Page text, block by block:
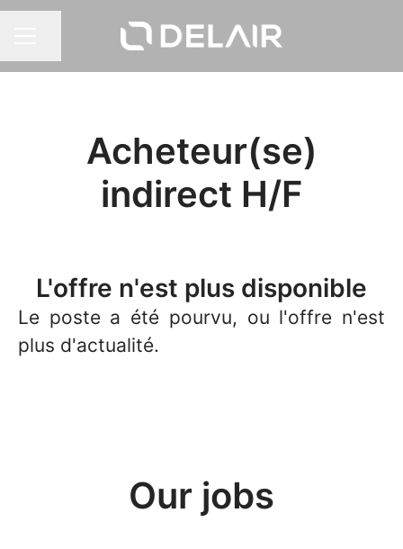
MENU CARRIÈRE
Partager la page
Acheteur(se)
indirect H/F
L'offre n'est plus disponible
Le poste a été pourvu, ou l'offre n'est
plus d'actualité.
Our jobs